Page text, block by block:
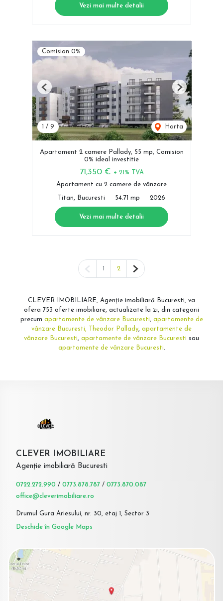
Vezi mai multe detalii
Comision 0%
1 / 9 Harta
Previous Next
Apartament 2 camere Pallady, 55 mp, Comision
0% ideal investitie
71,350 € + 21% TVA
Apartament cu 2 camere de vânzare
Titan, Bucuresti 54.71 mp 2026
Vezi mai multe detalii
Pagina anterioară
1 2 Pagina următoare
CLEVER IMOBILIARE, Agenție imobiliară Bucuresti, va
ofera 753 oferte imobiliare, actualizate la zi, din categorii
precum apartamente de vânzare Bucuresti, apartamente de
vânzare Bucuresti, Theodor Pallady, apartamente de
vânzare Bucuresti, apartamente de vânzare Bucuresti sau
apartamente de vânzare Bucuresti.
CLEVER IMOBILIARE
Agenție imobiliară Bucuresti
0722.272.990 / 0773.878.787 / 0773.870.087
office@cleverimobiliare.ro
Drumul Gura Ariesului, nr. 30, etaj 1, Sector 3
Deschide în Google Maps